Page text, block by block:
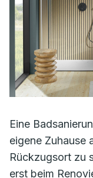
Eine
eigene Zuhause
Rückzugsort zu
erst beim